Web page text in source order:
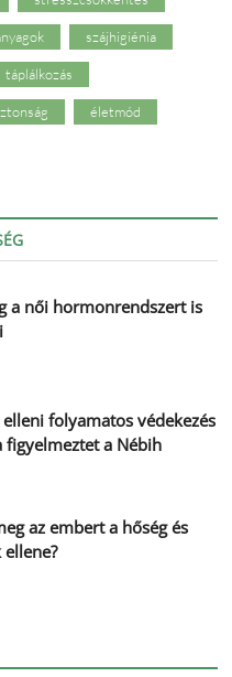
szájhigiénia
táplálkozás
életmód
a női hormonrendszert is
folyamatos védekezés
figyelmeztet a Nébih
az embert a hőség és